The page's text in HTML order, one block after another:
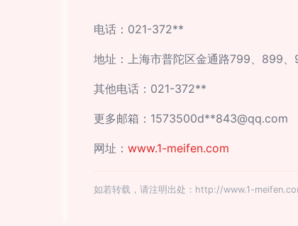
电话：021-372**
地址：上海市普陀区金通路799、899
其他电话：021-372**
更多邮箱：1573500d**843@qq.com
网址： www.1-meifen.com
如若转载，请注明出处：http://www.1-